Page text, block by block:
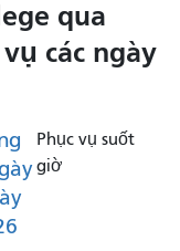
qua
các ngày
Phục vụ suốt
giờ